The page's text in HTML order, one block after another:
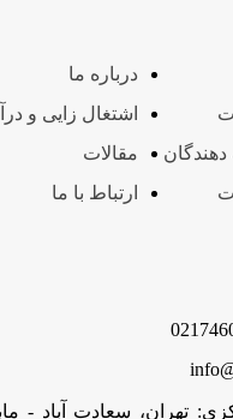
درباره ما
اشتغال زایی و
مقالات
ارتباط با ما
تهران، سعادت آباد -